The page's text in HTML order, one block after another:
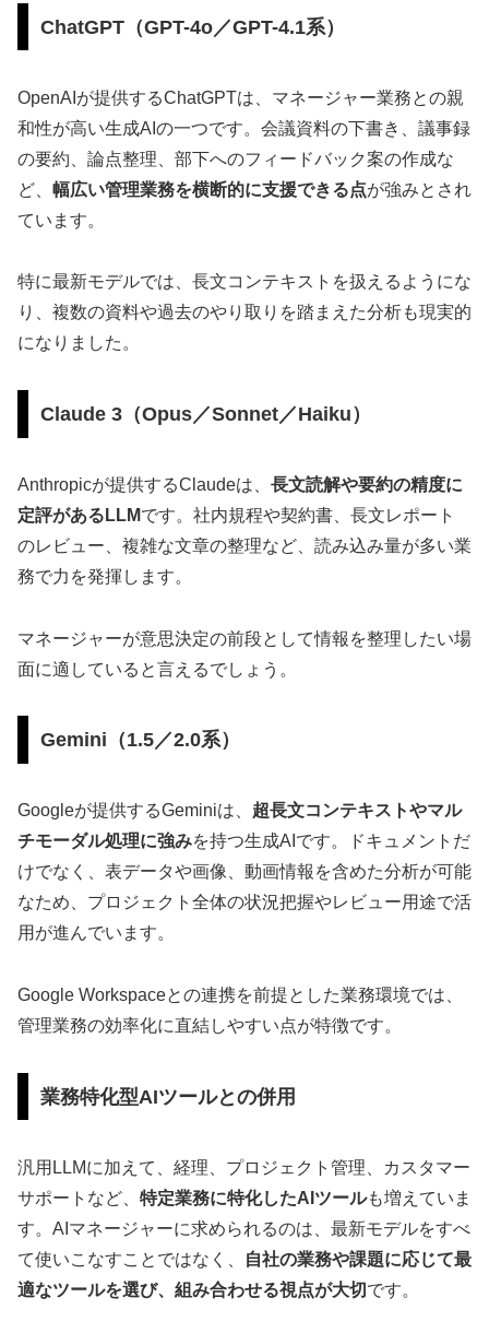
ChatGPT（GPT-4o／GPT-4.1系）
OpenAIが提供するChatGPTは、マネージャー業務との親
和性が高い生成AIの一つです。会議資料の下書き、議事録
の要約、論点整理、部下へのフィードバック案の作成な
ど、 幅広い管理業務を横断的に支援できる点が強みとされ
ています。
特に最新モデルでは、長文コンテキストを扱えるようにな
り、複数の資料や過去のやり取りを踏まえた分析も現実的
になりました。
Claude 3（Opus／Sonnet／Haiku）
Anthropicが提供するClaudeは、 長文読解や要約の精度に
定評があるLLMです。社内規程や契約書、長文レポート
のレビュー、複雑な文章の整理など、読み込み量が多い業
務で力を発揮します。
マネージャーが意思決定の前段として情報を整理したい場
面に適していると言えるでしょう。
Gemini（1.5／2.0系）
Googleが提供するGeminiは、 超長文コンテキストやマル
チモーダル処理に強みを持つ生成AIです。ドキュメントだ
けでなく、表データや画像、動画情報を含めた分析が可能
なため、プロジェクト全体の状況把握やレビュー用途で活
用が進んでいます。
Google Workspaceとの連携を前提とした業務環境では、
管理業務の効率化に直結しやすい点が特徴です。
業務特化型AIツールとの併用
汎用LLMに加えて、経理、プロジェクト管理、カスタマー
サポートなど、 特定業務に特化したAIツールも増えていま
す。AIマネージャーに求められるのは、最新モデルをすべ
て使いこなすことではなく、
自社の業務や課題に応じて最
適なツールを選び、組み合わせる視点が大切 です。